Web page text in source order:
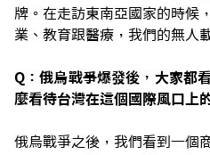
牌。在走訪東南亞國家的時候
業、教育跟醫療，我們的無人
Q：俄烏戰爭爆發後，大家都
麼看待台灣在這個國際風口上
俄烏戰爭之後，我們看到一個